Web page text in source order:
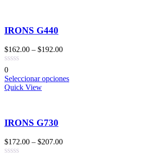
IRONS G440
$162.00 – $192.00
0
Seleccionar opciones
Quick View
IRONS G730
$172.00 – $207.00